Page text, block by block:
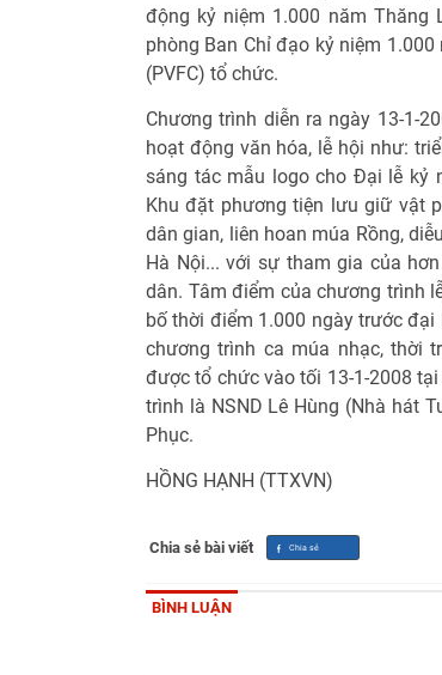
động kỷ niệm 1.000 năm Thăng
phòng Ban Chỉ đạo kỷ niệm
(PVFC) tổ chức.
Chương trình diễn ra ngày 13-1-
hoạt động văn hóa, lễ hội như:
sáng tác mẫu logo cho Đại lễ kỷ
Khu đặt phương tiện lưu giữ vật
dân gian, liên hoan múa Rồng,
Hà Nội... với sự tham gia của
dân. Tâm điểm của chương trình
bố thời điểm 1.000 ngày trước đại
chương trình ca múa nhạc, thời
được tổ chức vào tối 13-1-2008
trình là NSND Lê Hùng (Nhà hát
Phục.
HỒNG HẠNH (TTXVN)
Chia sẻ bài viết
BÌNH LUẬN